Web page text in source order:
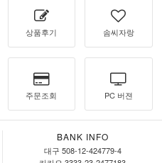
상품후기 솜씨자랑
주문조회 PC 버젼
BANK INFO
대구 508-12-424779-4